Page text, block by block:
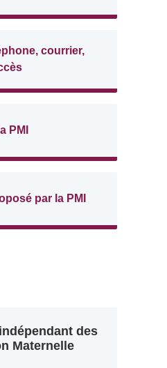
courrier,
PMI
par la PMI
des
Maternelle